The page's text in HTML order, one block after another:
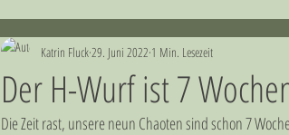
F-Wurf G-Wurf Gesundheit
Der H-Wurf ist 7
Katrin Fluck 29. Juni 2022 1 Min. Lesezeit
Die Zeit rast, unsere neun Chaoten sind schon 7